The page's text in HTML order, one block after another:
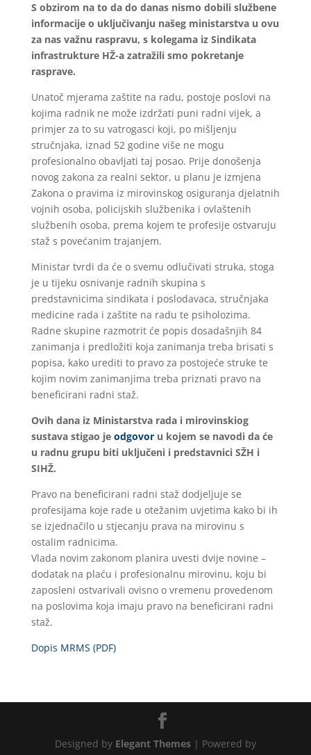
S obzirom na to da do danas nismo dobili službene
informacije o uključivanju našeg ministarstva u ovu
za nas važnu raspravu, s kolegama iz Sindikata
infrastrukture HŽ-a zatražili smo pokretanje
rasprave.
Unatoč mjerama zaštite na radu, postoje poslovi na
kojima radnik ne može izdržati puni radni vijek, a
primjer za to su vatrogasci koji, po mišljenju
stručnjaka, iznad 52 godine više ne mogu
profesionalno obavljati taj posao. Prije donošenja
novog zakona za realni sektor, u planu je izmjena
Zakona o pravima iz mirovinskog osiguranja djelatnih
vojnih osoba, policijskih službenika i ovlaštenih
službenih osoba, prema kojem te profesije ostvaruju
staž s povećanim trajanjem.
Ministar tvrdi da će o svemu odlučivati struka, stoga
je u tijeku osnivanje radnih skupina s
predstavnicima sindikata i poslodavaca, stručnjaka
medicine rada i zaštite na radu te psiholozima.
Radne skupine razmotrit će popis dosadašnjih 84
zanimanja i predložiti koja zanimanja treba brisati s
popisa, kako urediti to pravo za postojeće struke te
kojim novim zanimanjima treba priznati pravo na
beneficirani radni staž.
Ovih dana iz Ministarstva rada i mirovinskiog
sustava stigao je odgovor u kojem se navodi da će
u radnu grupu biti uključeni i predstavnici SŽH i
SIHŽ.
Pravo na beneficirani radni staž dodjeljuje se
profesijama koje rade u otežanim uvjetima kako bi ih
se izjednačilo u stjecanju prava na mirovinu s
ostalim radnicima.
Vlada novim zakonom planira uvesti dvije novine –
dodatak na plaću i profesionalnu mirovinu, koju bi
zaposleni ostvarivali ovisno o vremenu provedenom
na poslovima koja imaju pravo na beneficirani radni
staž.
Dopis MRMS (PDF)
Designed by Elegant Themes| Powered by